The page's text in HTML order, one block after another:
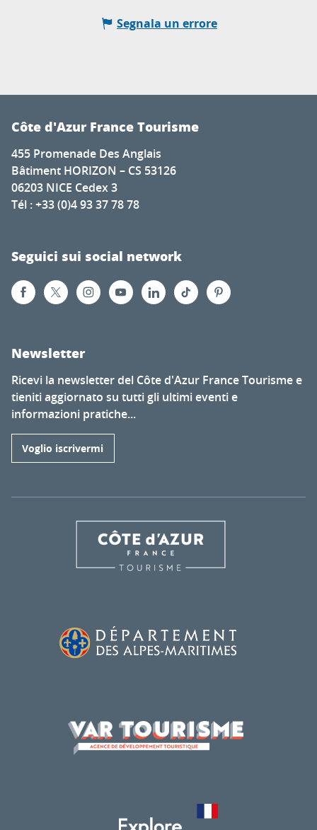
Segnala un errore
Côte d'Azur France Tourisme
455 Promenade Des Anglais
Bâtiment HORIZON – CS 53126
06203 NICE Cedex 3
Tél : +33 (0)4 93 37 78 78
Seguici sui social network
Newsletter
Ricevi la newsletter del Côte d'Azur France Tourisme e
tieniti aggiornato su tutti gli ultimi eventi e
informazioni pratiche...
Voglio iscrivermi